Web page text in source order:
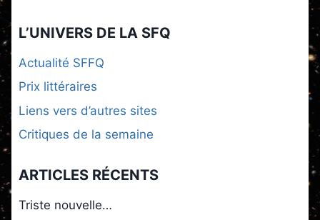
L’UNIVERS DE LA SFQ
Actualité SFFQ
Prix littéraires
Liens vers d’autres sites
Critiques de la semaine
ARTICLES RÉCENTS
Triste nouvelle…